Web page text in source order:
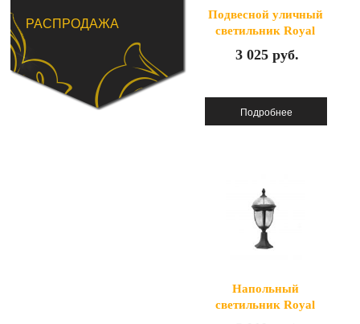
РАСПРОДАЖА
Подвесной уличный
светильник Royal
1451S
3 025 руб.
Напольный
светильник Royal
1454L